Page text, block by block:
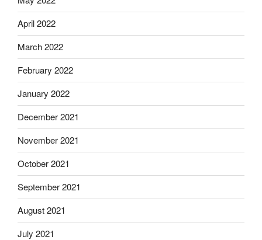
April 2022
March 2022
February 2022
January 2022
December 2021
November 2021
October 2021
September 2021
August 2021
July 2021